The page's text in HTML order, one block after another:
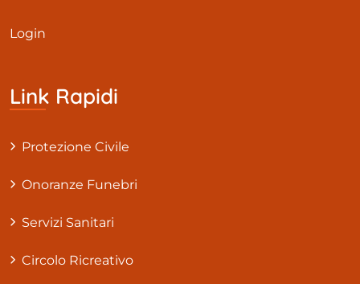
Login
Link Rapidi
Protezione Civile
Onoranze Funebri
Servizi Sanitari
Circolo Ricreativo